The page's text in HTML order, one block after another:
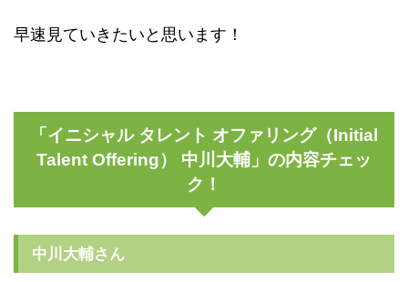
早速見ていきたいと思います！
「イニシャル タレント オファリング（Initial
Talent Offering） 中川大輔」の内容チェッ
ク！
中川大輔さん